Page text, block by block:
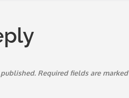
Required fields are marked